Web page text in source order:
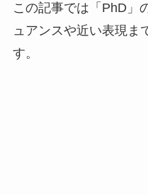
この記事では「PhD」
ュアンスや近い表現ま
す。